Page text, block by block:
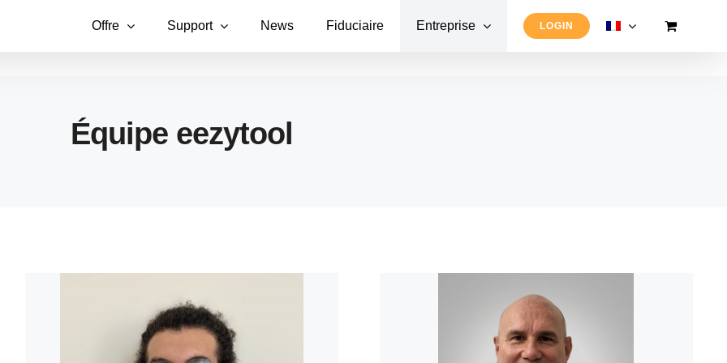
Offre Support News Fiduciaire Entreprise LOGIN
Équipe eezytool